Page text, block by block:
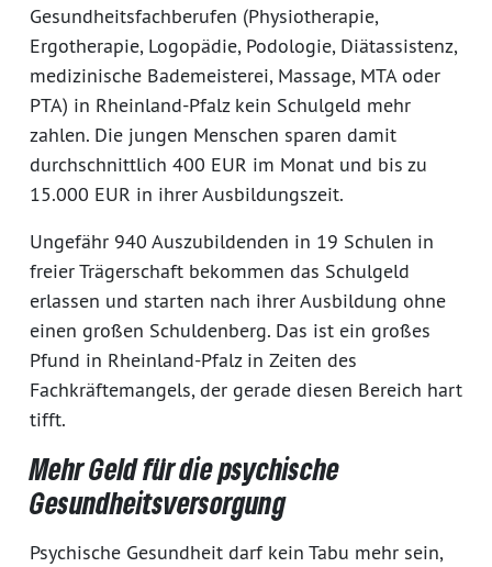
Gesundheitsfachberufen (Physiotherapie,
Ergotherapie, Logopädie, Podologie, Diätassistenz,
medizinische Bademeisterei, Massage, MTA oder
PTA) in Rheinland-Pfalz kein Schulgeld mehr
zahlen. Die jungen Menschen sparen damit
durchschnittlich 400 EUR im Monat und bis zu
15.000 EUR in ihrer Ausbildungszeit.
Ungefähr 940 Auszubildenden in 19 Schulen in
freier Trägerschaft bekommen das Schulgeld
erlassen und starten nach ihrer Ausbildung ohne
einen großen Schuldenberg. Das ist ein großes
Pfund in Rheinland-Pfalz in Zeiten des
Fachkräftemangels, der gerade diesen Bereich hart
tifft.
Mehr Geld für die psychische
Gesundheitsversorgung
Psychische Gesundheit darf kein Tabu mehr sein,